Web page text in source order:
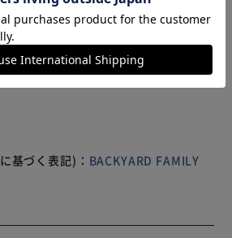
すい♪ （※）表は等倍鏡、裏は約7倍
度回転する便利なミラー】 ・360度回
に微調整。回転させることで、両面使
工具いらずで取り付けカンタン】 ミ
に差し込み、裏から蝶ネジをとめるだ
ちり】 小さめながらも、どっしり安
して使えて、ギフトにもおすすめの
を変更する場合がございます。あらか
基づく表記)： BACKYARD FAMILY